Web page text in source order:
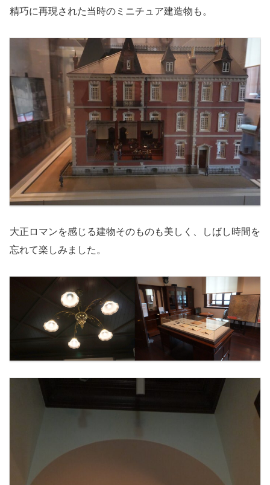
精巧に再現された当時のミニチュア建造物も。
大正ロマンを感じる建物そのものも美しく、しばし時間を
忘れて楽しみました。